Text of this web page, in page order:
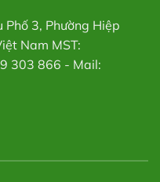
3, Phường Hiệp
Nam MST:
303 866 - Mail: